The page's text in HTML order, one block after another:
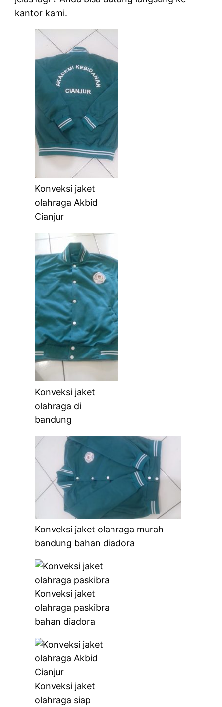
kantor kami.
Konveksi jaket
olahraga Akbid
Cianjur
Konveksi jaket
olahraga di
bandung
Konveksi jaket olahraga murah
bandung bahan diadora
Konveksi jaket
olahraga paskibra
bahan diadora
Konveksi jaket
olahraga siap